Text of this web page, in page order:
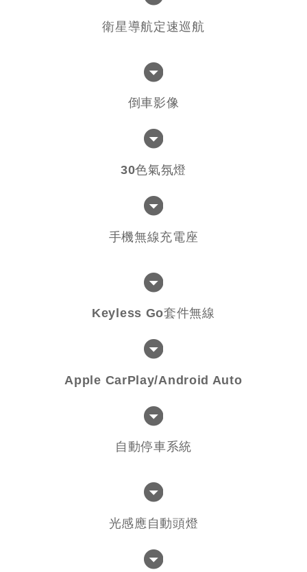
衛星導航定速巡航
倒車影像
30色氣氛燈
手機無線充電座
Keyless Go套件無線
Apple CarPlay/Android Auto
自動停車系統
光感應自動頭燈